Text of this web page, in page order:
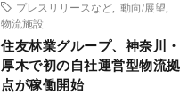
プレスリリースなど
動向/展望
物流施設
住友林業グループ、神奈川・
厚木で初の自社運営型物流拠
点が稼働開始